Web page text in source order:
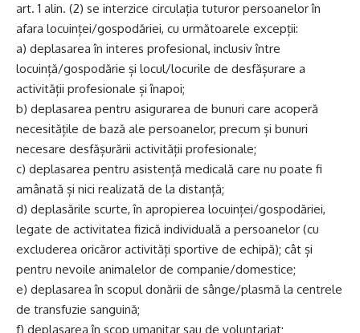
art. 1 alin. (2) se interzice circulația tuturor persoanelor în
afara locuinței/gospodăriei, cu următoarele excepții:
a) deplasarea în interes profesional, inclusiv între
locuință/gospodărie și locul/locurile de desfășurare a
activității profesionale și înapoi;
b) deplasarea pentru asigurarea de bunuri care acoperă
necesitățile de bază ale persoanelor, precum și bunuri
necesare desfășurării activității profesionale;
c) deplasarea pentru asistență medicală care nu poate fi
amânată și nici realizată de la distanță;
d) deplasările scurte, în apropierea locuinței/gospodăriei,
legate de activitatea fizică individuală a persoanelor (cu
excluderea oricăror activități sportive de echipă); cât și
pentru nevoile animalelor de companie/domestice;
e) deplasarea în scopul donării de sânge/plasmă la centrele
de transfuzie sanguină;
f) deplasarea în scop umanitar sau de voluntariat;